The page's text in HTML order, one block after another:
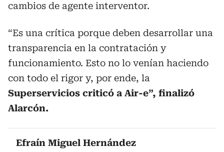
cambios de agente interventor.
“Es una crítica porque deben desarrollar una
transparencia en la contratación y
funcionamiento. Esto no lo venían haciendo
con todo el rigor y, por ende, la
Superservicios criticó a Air-e”, finalizó
Alarcón.
Efraín Miguel Hernández